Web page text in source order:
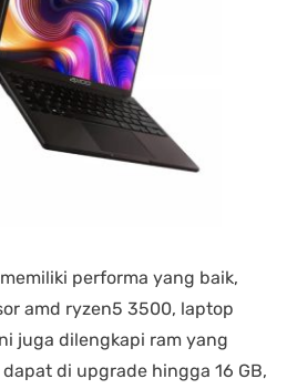
performa yang baik,
amd ryzen5 3500, laptop
juga dilengkapi ram yang
di upgrade hingga 16 GB,